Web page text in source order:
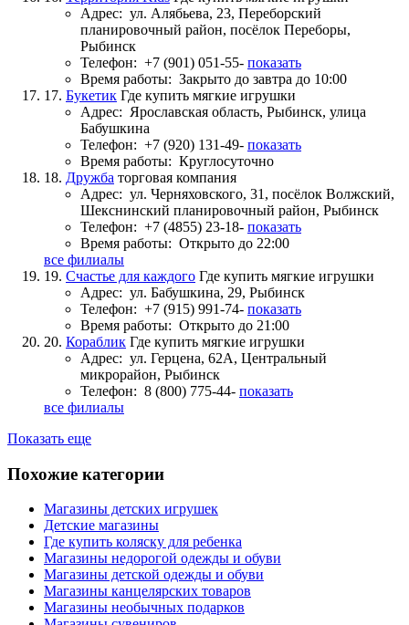
Адрес: ул. Алябьева, 23, Переборский
планировочный район, посёлок Переборы,
Рыбинск
Телефон: +7 (901) 051-55- показать
Время работы: Закрыто до завтра до 10:00
17. Букетик Где купить мягкие игрушки
Адрес: Ярославская область, Рыбинск, улица
Бабушкина
Телефон: +7 (920) 131-49- показать
Время работы: Круглосуточно
18. Дружба торговая компания
Адрес: ул. Черняховского, 31, посёлок Волжский,
Шекснинский планировочный район, Рыбинск
Телефон: +7 (4855) 23-18- показать
Время работы: Открыто до 22:00
все филиалы
19. Счастье для каждого Где купить мягкие игрушки
Адрес: ул. Бабушкина, 29, Рыбинск
Телефон: +7 (915) 991-74- показать
Время работы: Открыто до 21:00
20. Кораблик Где купить мягкие игрушки
Адрес: ул. Герцена, 62А, Центральный
микрорайон, Рыбинск
Телефон: 8 (800) 775-44- показать
все филиалы
Показать еще
Похожие категории
Магазины детских игрушек
Детские магазины
Где купить коляску для ребенка
Магазины недорогой одежды и обуви
Магазины детской одежды и обуви
Магазины канцелярских товаров
Магазины необычных подарков